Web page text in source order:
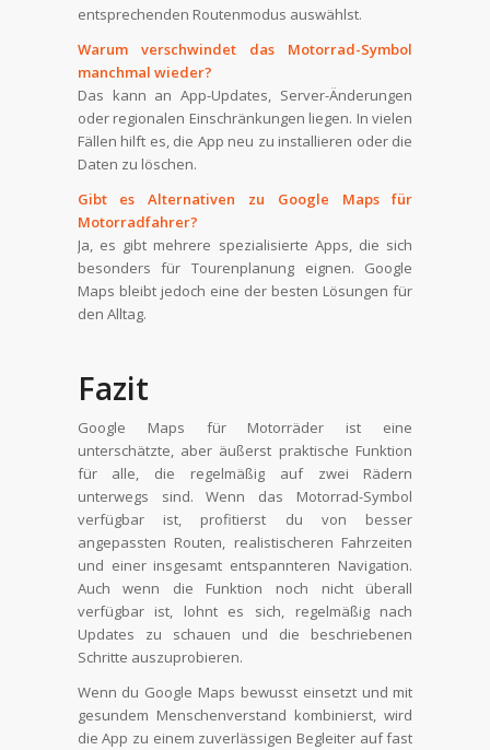
entsprechenden Routenmodus auswählst.
Warum verschwindet das Motorrad-Symbol
manchmal wieder?
Das kann an App-Updates, Server-Änderungen
oder regionalen Einschränkungen liegen. In vielen
Fällen hilft es, die App neu zu installieren oder die
Daten zu löschen.
Gibt es Alternativen zu Google Maps für
Motorradfahrer?
Ja, es gibt mehrere spezialisierte Apps, die sich
besonders für Tourenplanung eignen. Google
Maps bleibt jedoch eine der besten Lösungen für
den Alltag.
Fazit
Google Maps für Motorräder ist eine
unterschätzte, aber äußerst praktische Funktion
für alle, die regelmäßig auf zwei Rädern
unterwegs sind. Wenn das Motorrad-Symbol
verfügbar ist, profitierst du von besser
angepassten Routen, realistischeren Fahrzeiten
und einer insgesamt entspannteren Navigation.
Auch wenn die Funktion noch nicht überall
verfügbar ist, lohnt es sich, regelmäßig nach
Updates zu schauen und die beschriebenen
Schritte auszuprobieren.
Wenn du Google Maps bewusst einsetzt und mit
gesundem Menschenverstand kombinierst, wird
die App zu einem zuverlässigen Begleiter auf fast